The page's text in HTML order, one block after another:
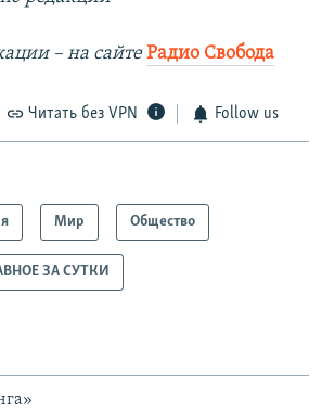
– на сайтеРадио Свобода
Читать без VPN Follow us
Мир Общество
ЗА СУТКИ